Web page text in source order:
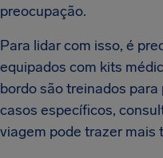
preocupação.
Para lidar com isso, é
equipados com kits
bordo são treinados
casos específicos,
viagem pode trazer mais